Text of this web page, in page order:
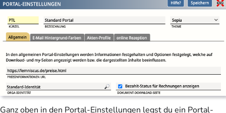
Ganz oben in den Portal-Einstellungen legst du ein Portal-